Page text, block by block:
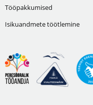
Tööpakkumised
Isikuandmete töötlemine